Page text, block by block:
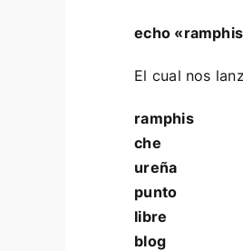
echo
El cual nos
ramphis
che
ureña
punto
libre
blog